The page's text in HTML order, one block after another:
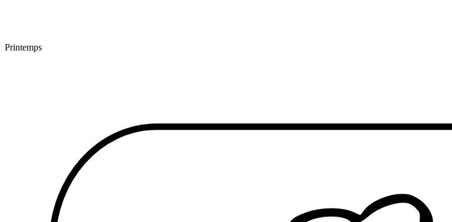
Printemps